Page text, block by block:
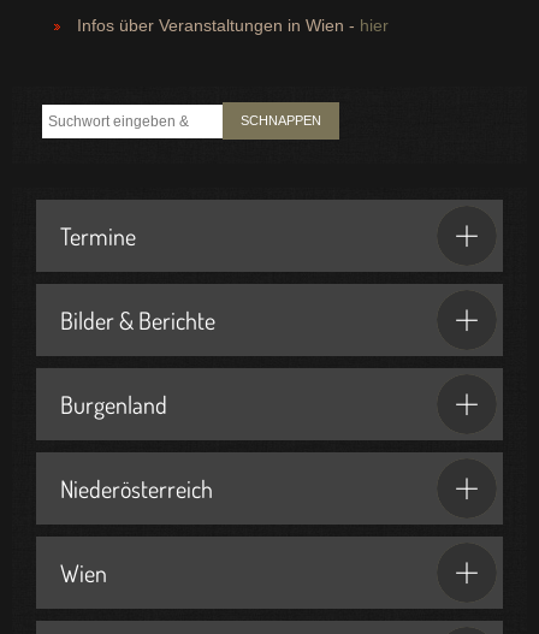
Infos über Veranstaltungen in Wien - hier
SCHNAPPEN
Termine
Bilder & Berichte
Burgenland
Niederösterreich
Wien